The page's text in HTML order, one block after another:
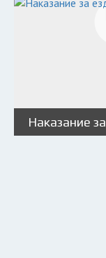
Наказание